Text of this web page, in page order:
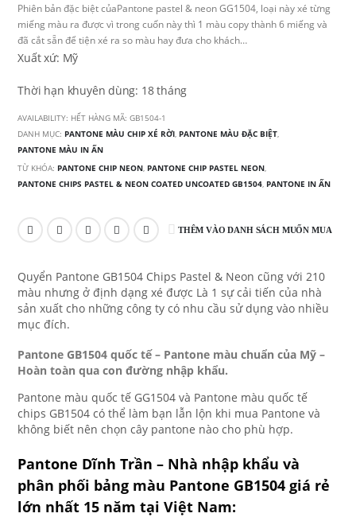
Phiên bản đặc biệt củaPantone pastel & neon GG1504, loại này xé từng
miếng màu ra được vì trong cuốn này thì 1 màu copy thành 6 miếng và
đã cắt sẵn để tiện xé ra so màu hay đưa cho khách…
Xuất xứ: Mỹ
Thời hạn khuyên dùng: 18 tháng
AVAILABILITY: HẾT HÀNG MÃ:GB1504-1
DANH MỤC: PANTONE MÀU CHIP XÉ RỜI PANTONE MÀU ĐẶC BIỆT
PANTONE MÀU IN ẤN
TỪ KHÓA: PANTONE CHIP NEON, PANTONE CHIP PASTEL NEON,
PANTONE CHIPS PASTEL & NEON COATED UNCOATED GB1504, PANTONE IN ẤN
THÊM VÀO DANH SÁCH MUỐN MUA
Quyển Pantone GB1504 Chips Pastel & Neon cũng với 210
màu nhưng ở định dạng xé được Là 1 sự cải tiến của nhà
sản xuất cho những công ty có nhu cầu sử dụng vào nhiều
mục đích.
Pantone GB1504 quốc tế – Pantone màu chuẩn của Mỹ –
Hoàn toàn qua con đường nhập khẩu.
Pantone màu quốc tế GG1504 và Pantone màu quốc tế
chips GB1504 có thể làm bạn lẫn lộn khi mua Pantone và
không biết nên chọn cây pantone nào cho phù hợp.
Pantone Dĩnh Trần – Nhà nhập khẩu và
phân phối bảng màu Pantone GB1504 giá rẻ
lớn nhất 15 năm tại Việt Nam: